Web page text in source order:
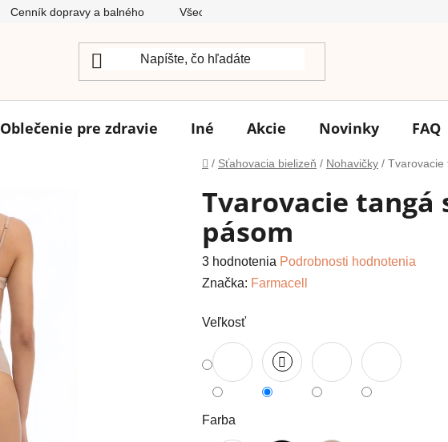
Cenník dopravy a balného Všeobecné obchodné podmienky Podmienky
Oblečenie pre zdravie Iné Akcie Novinky FAQ
Domov
/ Sťahovacia bielizeň / Nohavičky / Tvarovacie
Tvarovacie tangá
pásom
Priemerné
hodnotenie
je
5,0
z
hviezdičiek.
3 hodnotenia Podrobnosti hodnotenia
Značka: Farmacell
Veľkosť
Farba